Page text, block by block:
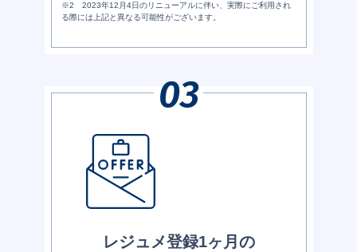
※2 2023年12月4日のリニューアルに伴い、実際にご利用され
る際には上記と異なる可能性がございます。
レジュメ登録1ヶ月の